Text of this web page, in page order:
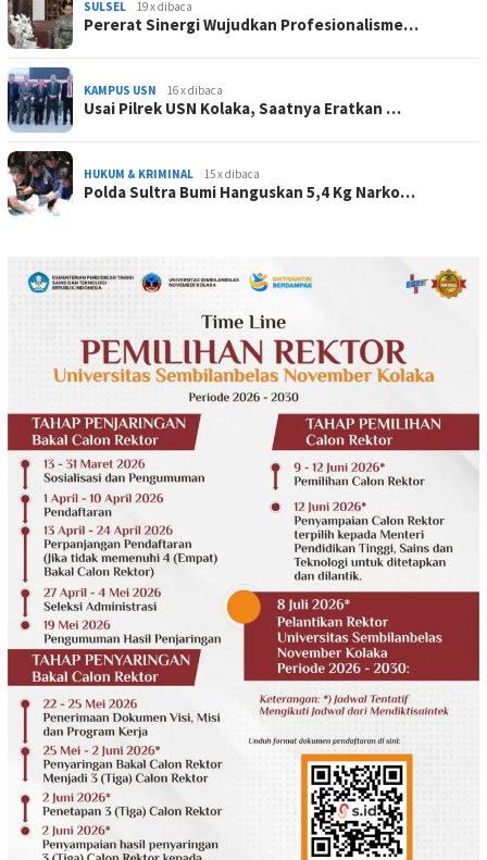
SULSEL 19 x dibaca
Pererat Sinergi Wujudkan Profesionalisme…
KAMPUS USN 16 x dibaca
Usai Pilrek USN Kolaka, Saatnya Eratkan …
HUKUM & KRIMINAL 15 x dibaca
Polda Sultra Bumi Hanguskan 5,4 Kg Narko…